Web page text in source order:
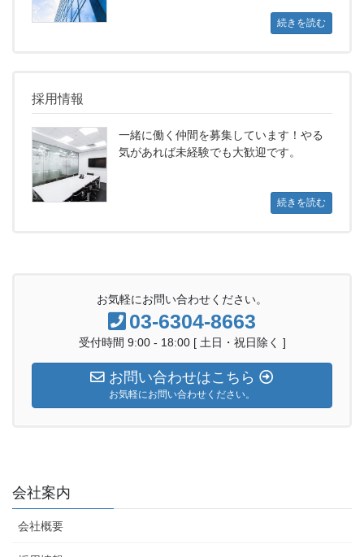
続きを読む
採用情報
一緒に働く仲間を募集しています！やる
気があれば未経験でも大歓迎です。
続きを読む
お気軽にお問い合わせください。
03-6304-8663
受付時間 9:00 - 18:00 [ 土日・祝日除く ]
お問い合わせはこちら
お気軽にお問い合わせください。
会社案内
会社概要